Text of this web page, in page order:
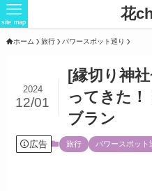
花
site map
ホーム 旅行 パワースポット巡り
[縁切り神
ってきた！
ブラン
2024
12/01
広告 旅行 パワースポット